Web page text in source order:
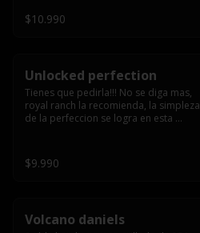
grill y los mas ricos jalapeños
jalapeños de todo texas.
$10.990
Unlocked perfection
Tienes que pedirla!!! No se diga mas,
royal ranch la recomienda, la simpleza
de la perfeccion se logra en esta
bacon secret sause, y tocino (se
recomienda con coccion 3/4).
$9.990
Volcano daniels